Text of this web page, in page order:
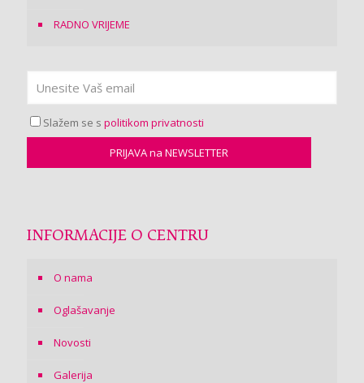
RADNO VRIJEME
Slažem se s politikom privatnosti
INFORMACIJE O CENTRU
O nama
Oglašavanje
Novosti
Galerija